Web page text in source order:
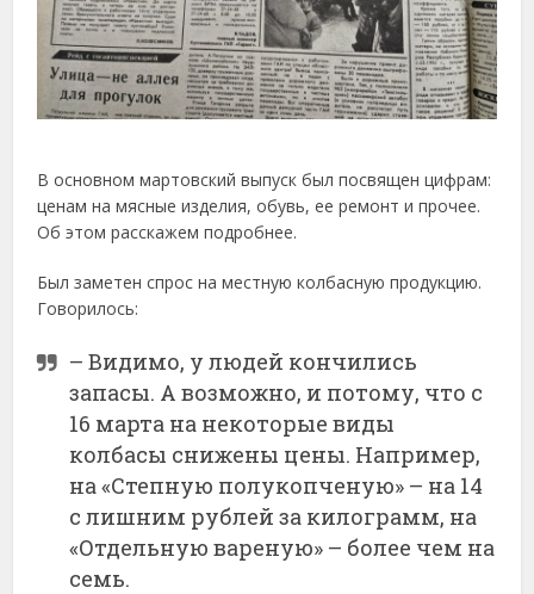
В основном мартовский выпуск был посвящен цифрам:
ценам на мясные изделия, обувь, ее ремонт и прочее.
Об этом расскажем подробнее.
Был заметен спрос на местную колбасную продукцию.
Говорилось:
– Видимо, у людей кончились
запасы. А возможно, и потому, что с
16 марта на некоторые виды
колбасы снижены цены. Например,
на «Степную полукопченую» – на 14
с лишним рублей за килограмм, на
«Отдельную вареную» – более чем на
семь.